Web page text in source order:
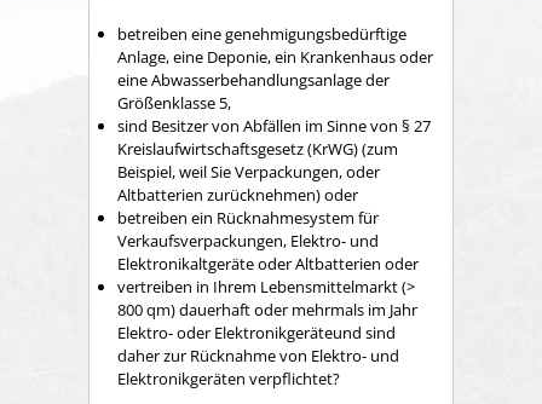
betreiben eine genehmigungsbedürftige
Anlage, eine Deponie, ein Krankenhaus oder
eine Abwasserbehandlungsanlage der
Größenklasse 5,
sind Besitzer von Abfällen im Sinne von § 27
Kreislaufwirtschaftsgesetz(KrWG) (zum
Beispiel, weil Sie Verpackungen, oder
Altbatterien zurücknehmen)oder
betreiben ein Rücknahmesystem für
Verkaufsverpackungen, Elektro- und
Elektronikaltgeräte oder Altbatterien oder
vertreiben in Ihrem Lebensmittelmarkt (>
800 qm) dauerhaft oder mehrmals im Jahr
Elektro- oder Elektronikgeräteund sind
daher zur Rücknahme von Elektro- und
Elektronikgeräten verpflichtet?